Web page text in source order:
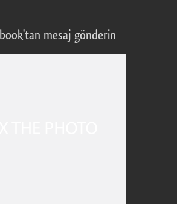
mesaj gönderin